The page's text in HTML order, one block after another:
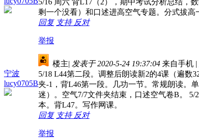
剩一个没看）和口述进高空气专题。分式拔
回复 支持 反对
举报
宁波
lucy0705B
楼主| 发表于 2020-5-24 19:37:04 来自手机 |
5/18 L44第二段。调整后朗读新2的4课（遍数
夹-1，背L46第一段。几功一节。常规朗读。
迷）。空气7/7文件夹结束，口述空气卷B。
本。背L47。写作网课。
回复 支持 反对
举报